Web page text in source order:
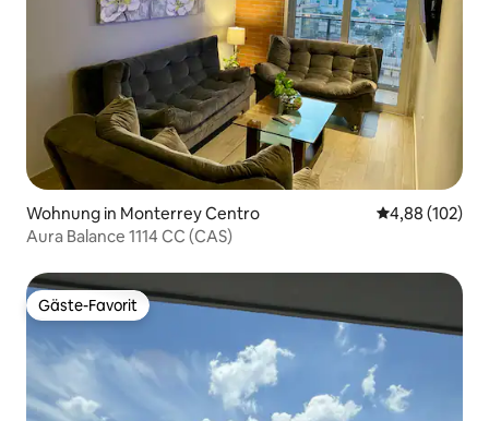
Wohnung in Monterrey Centro
4,88 (102)
Aura Balance 1114 CC (CAS)
Gäste-Favorit
Gäste-Favorit